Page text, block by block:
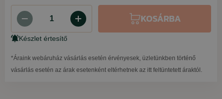
KOSÁRBA
Készlet értesítő
*Áraink webáruház vásárlás esetén érvényesek, üzletünkben történő
vásárlás esetén az árak esetenként eltérhetnek az itt feltüntetett áraktól.